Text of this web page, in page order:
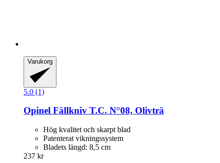
Varukorg
5.0 (1)
Opinel Fällkniv T.C. N°08, Olivträ
Hög kvalitet och skarpt blad
Patenterat vikningssystem
Bladets längd: 8,5 cm
237 kr